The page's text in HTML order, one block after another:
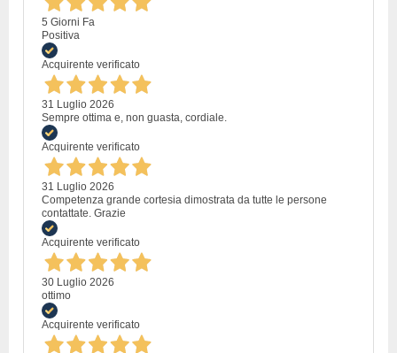
5 Giorni Fa
Positiva
Acquirente verificato
31 Luglio 2026
Sempre ottima e, non guasta, cordiale.
Acquirente verificato
31 Luglio 2026
Competenza grande cortesia dimostrata da tutte le persone
contattate. Grazie
Acquirente verificato
30 Luglio 2026
ottimo
Acquirente verificato